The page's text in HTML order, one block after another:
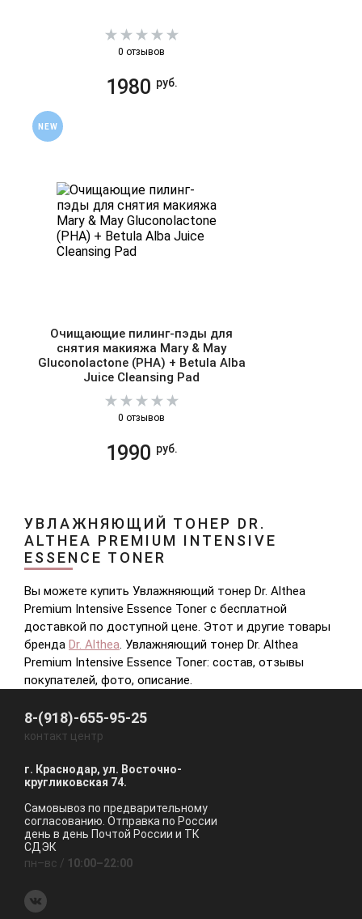
0 отзывов
1980 руб.
NEW
Очищающие пилинг-пэды для
снятия макияжа Mary & May
Gluconolactone (PHA) + Betula Alba
Juice Cleansing Pad
0 отзывов
1990 руб.
УВЛАЖНЯЮЩИЙ ТОНЕР DR.
ALTHEA PREMIUM INTENSIVE
ESSENCE TONER
Вы можете купить Увлажняющий тонер Dr. Althea
Premium Intensive Essence Toner с бесплатной
доставкой по доступной цене. Этот и другие товары
бренда Dr. Althea. Увлажняющий тонер Dr. Althea
Premium Intensive Essence Toner: состав, отзывы
покупателей, фото, описание.
8-(918)-655-95-25
контакт центр
г. Краснодар, ул. Восточно-
кругликовская 74.
Самовывоз по предварительному
согласованию. Отправка по России
день в день Почтой России и ТК
СДЭК
пн–вс / 10:00–22:00